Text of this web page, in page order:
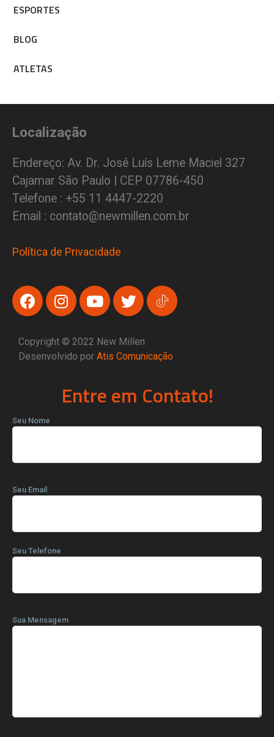
ESPORTES
BLOG
ATLETAS
Localização
Endereço: Av. Dr. José Luís Leme Maciel 327
Cajamar São Paulo | CEP 07786-450
Telefone : +55 11 4447-2220
Email : contato@newmillen.com.br
Política de Privacidade
Copyright © 2022 New Millen
Desenvolvido por Atis Comunicação
Entre em Contato!
Seu Nome
Seu Email
Seu Telefone
Sua Mensagem